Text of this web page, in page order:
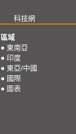
科技網
區域
● 東南亞
● 印度
● 東亞/中國
● 國際
● 圖表